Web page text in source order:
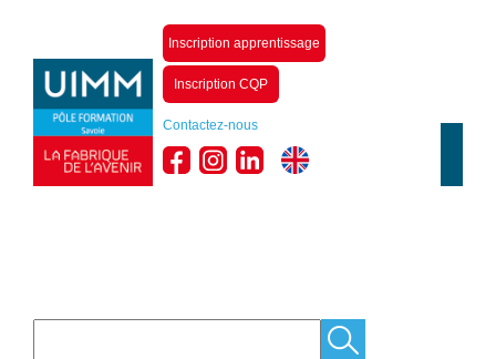
Inscription apprentissage
Inscription CQP
Contactez-nous